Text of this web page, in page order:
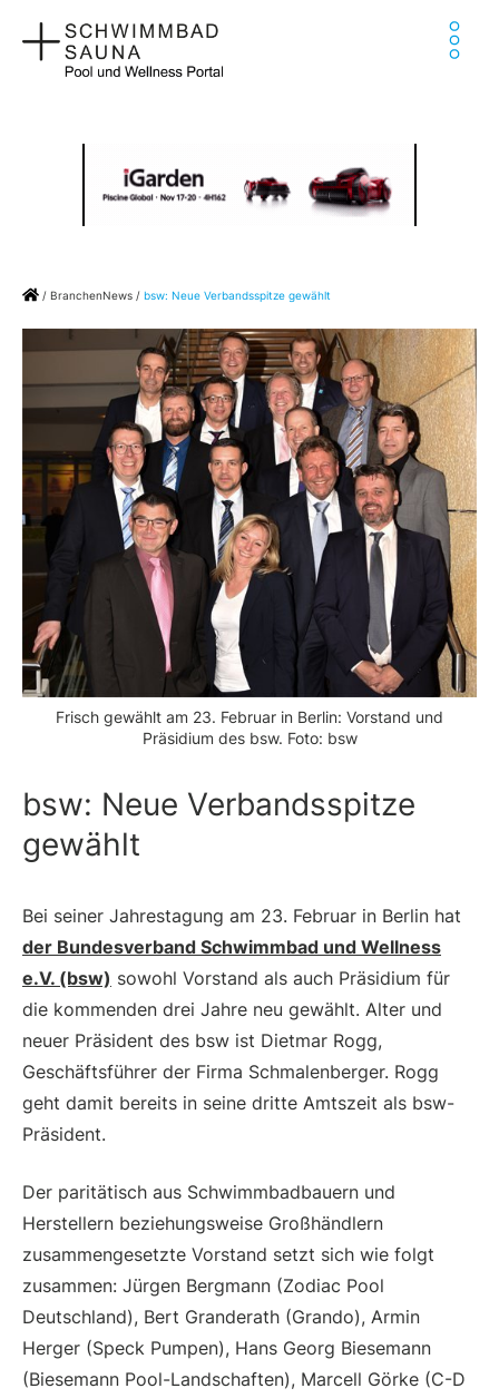
Inhalt
springen
Home
/ BranchenNews / bsw: Neue Verbandsspitze gewählt
Frisch gewählt am 23. Februar in Berlin: Vorstand und
Präsidium des bsw. Foto: bsw
bsw: Neue Verbandsspitze
gewählt
Bei seiner Jahrestagung am 23. Februar in Berlin hat
der Bundesverband Schwimmbad und Wellness
e.V. (bsw) sowohl Vorstand als auch Präsidium für
die kommenden drei Jahre neu gewählt. Alter und
neuer Präsident des bsw ist Dietmar Rogg,
Geschäftsführer der Firma Schmalenberger. Rogg
geht damit bereits in seine dritte Amtszeit als bsw-
Präsident.
Der paritätisch aus Schwimmbadbauern und
Herstellern beziehungsweise Großhändlern
zusammengesetzte Vorstand setzt sich wie folgt
zusammen: Jürgen Bergmann (Zodiac Pool
Deutschland), Bert Granderath (Grando), Armin
Herger (Speck Pumpen), Hans Georg Biesemann
(Biesemann Pool-Landschaften), Marcell Görke (C-D